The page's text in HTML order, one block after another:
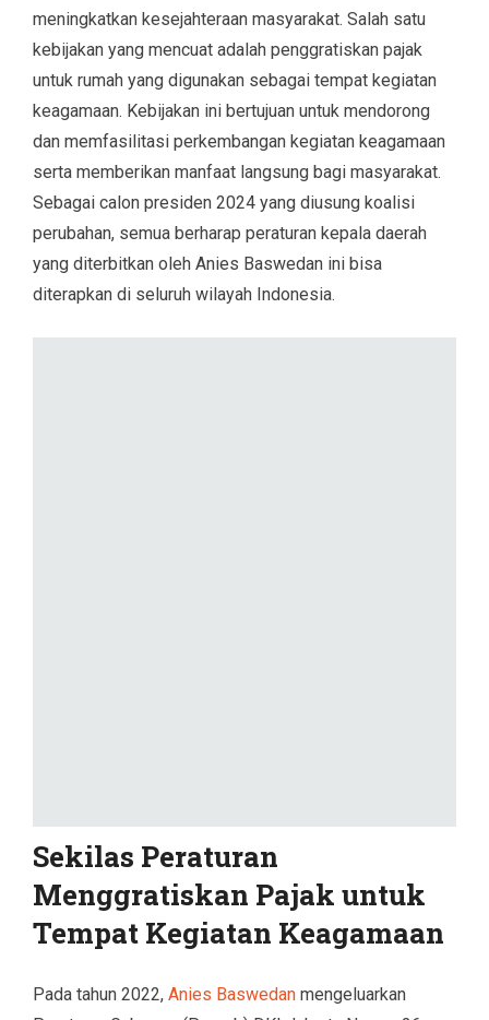
meningkatkan kesejahteraan masyarakat. Salah satu
kebijakan yang mencuat adalah penggratiskan pajak
untuk rumah yang digunakan sebagai tempat kegiatan
keagamaan. Kebijakan ini bertujuan untuk mendorong
dan memfasilitasi perkembangan kegiatan keagamaan
serta memberikan manfaat langsung bagi masyarakat.
Sebagai calon presiden 2024 yang diusung koalisi
perubahan, semua berharap peraturan kepala daerah
yang diterbitkan oleh Anies Baswedan ini bisa
diterapkan di seluruh wilayah Indonesia.
Sekilas Peraturan
Menggratiskan Pajak untuk
Tempat Kegiatan Keagamaan
Pada tahun 2022, Anies Baswedan mengeluarkan